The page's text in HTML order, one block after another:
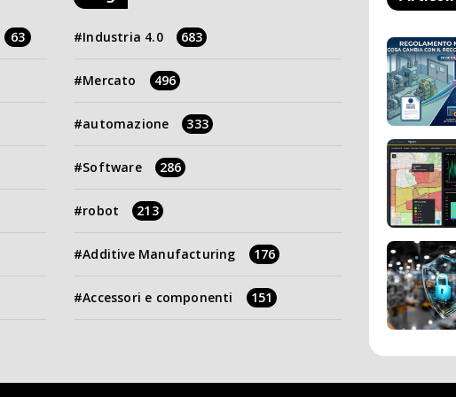
63 Industria 4.0 683
Mercato 496
automazione 333
Software 286
robot 213
Additive Manufacturing 176
Accessori e componenti 151